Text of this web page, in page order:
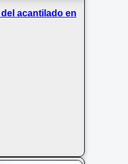
acantilado en